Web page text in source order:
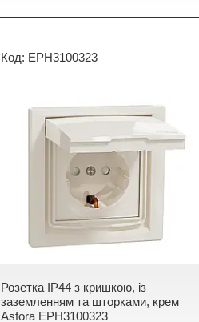
EPH3100323
Розетка IP44 з кришкою, із
заземленням та шторками, крем
Asfora EPH3100323